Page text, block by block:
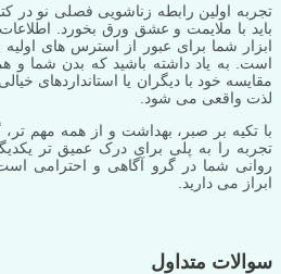
تجربه اولین رابطه زناشویی فصلی نو
باید با ملایمت و عشق ورق بخورد.
ابزار شما برای عبور از استرس های
است. به یاد داشته باشید که بدن شما
مقایسه خود با دیگران یا استانداردهای
لذت واقعی می شود.
با تکیه بر صبر، بهداشت و از همه مهم تر،
تجربه را به پلی برای درک عمیق تر
روانی شما در گرو آگاهی و احترامی
ابراز می دارید.
سوالات متداول